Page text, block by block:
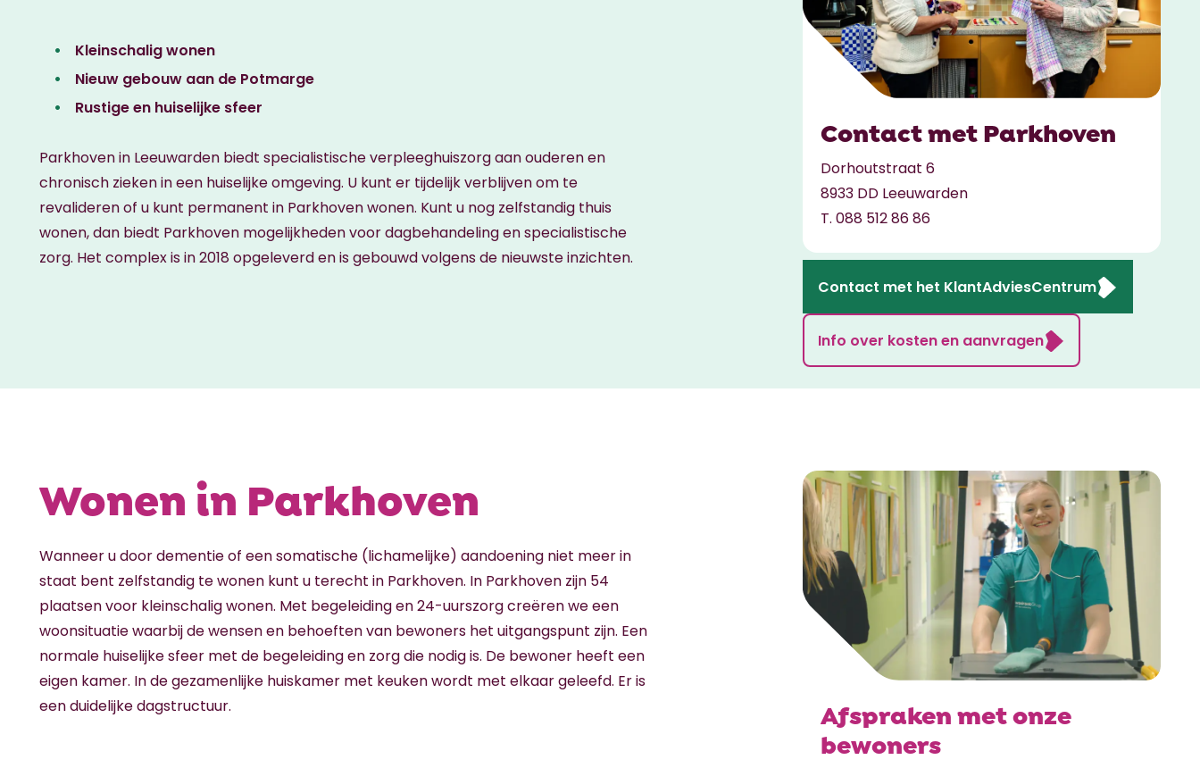
Kleinschalig wonen
Nieuw gebouw aan de Potmarge
Rustige en huiselijke sfeer
Parkhoven in Leeuwarden biedt specialistische verpleeghuiszorg aan ouderen en
chronisch zieken in een huiselijke omgeving. U kunt er tijdelijk verblijven om te
revalideren of u kunt permanent in Parkhoven wonen. Kunt u nog zelfstandig thuis
wonen, dan biedt Parkhoven mogelijkheden voor dagbehandeling en specialistische
zorg. Het complex is in 2018 opgeleverd en is gebouwd volgens de nieuwste inzichten.
Contact met Parkhoven
Dorhoutstraat 6
8933 DD Leeuwarden
T. 088 512 86 86
Contact met het KlantAdviesCentrum
Info over kosten en aanvragen
Wonen in Parkhoven
Wanneer u door dementie of een somatische (lichamelijke) aandoening niet meer in
staat bent zelfstandig te wonen kunt u terecht in Parkhoven. In Parkhoven zijn 54
plaatsen voor kleinschalig wonen. Met begeleiding en 24-uurszorg creëren we een
woonsituatie waarbij de wensen en behoeften van bewoners het uitgangspunt zijn. Een
normale huiselijke sfeer met de begeleiding en zorg die nodig is. De bewoner heeft een
eigen kamer. In de gezamenlijke huiskamer met keuken wordt met elkaar geleefd. Er is
een duidelijke dagstructuur.
Afspraken met onze
bewoners